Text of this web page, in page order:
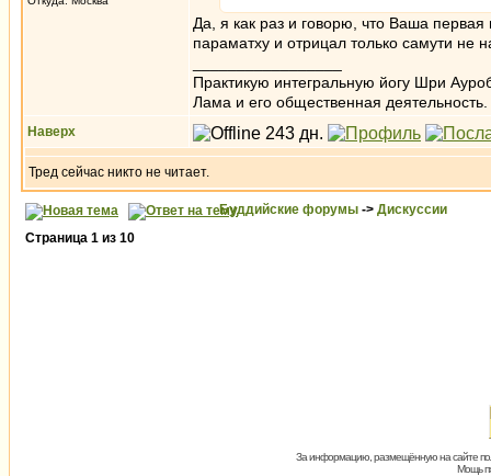
Да, я как раз и говорю, что Ваша
параматху и отрицал только самути не
Практикую интегральную йогу Шри
Лама и его общественная деятельность.
Наверх
Тред сейчас никто не читает.
Буддийские форумы -> Дискуссии
Страница 1 из 10
За информацию, размещённую на сайте
Мощь